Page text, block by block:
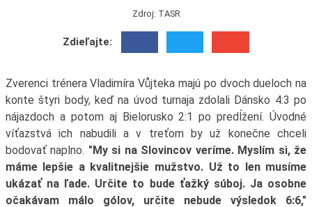
Zdroj: TASR
Zdieľajte:
Zverenci trénera Vladimíra Vůjteka majú po dvoch dueloch na
konte štyri body, keď na úvod turnaja zdolali Dánsko 4:3 po
nájazdoch a potom aj Bielorusko 2:1 po predĺžení. Úvodné
víťazstvá ich nabudili a v treťom by už konečne chceli
bodovať naplno. "My si na Slovincov veríme. Myslím si, že
máme lepšie a kvalitnejšie mužstvo. Už to len musíme
ukázať na ľade. Určite to bude ťažký súboj. Ja osobne
očakávam málo gólov, určite nebude výsledok 6:6,"